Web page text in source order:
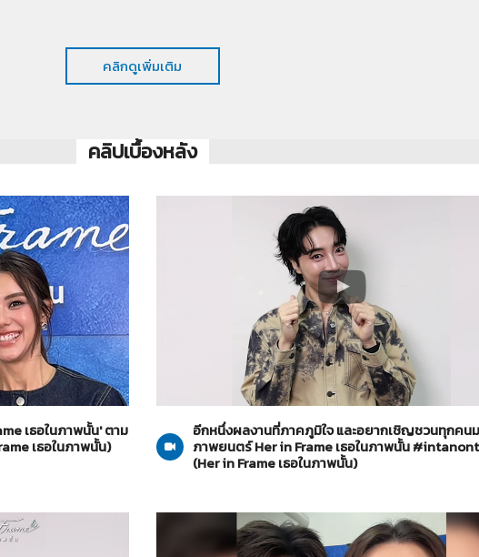
คลิกดูเพิ่มเติม
คลิปเบื้องหลัง
ในภาพนั้น
เธอในภาพนั้น' ตาม
เธอในภาพนั้น)
07-08-2569
Her in Frame เธอในภาพนั้น
อีกหนึ่งผลงานที่ภาคภูมิใจ และอยากเชิญชวนทุกคน
ภาพยนตร์ Her in Frame เธอในภาพนั้น
(Her in Frame เธอในภาพนั้น)